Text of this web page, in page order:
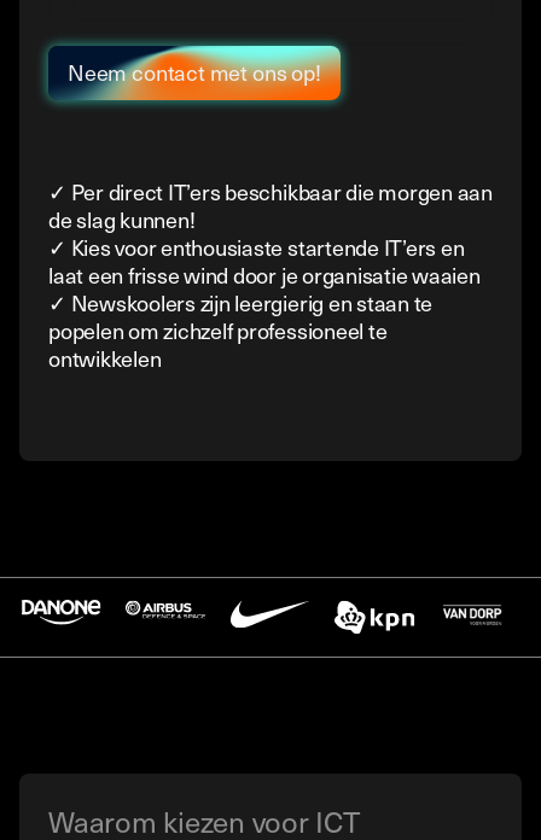
Neem contact met ons op!
✓ Per direct IT’ers beschikbaar die morgen aan
de slag kunnen!
✓ Kies voor enthousiaste startende IT’ers en
laat een frisse wind door je organisatie waaien
✓ Newskoolers zijn leergierig en staan te
popelen om zichzelf professioneel te
ontwikkelen
Waarom kiezen voor ICT